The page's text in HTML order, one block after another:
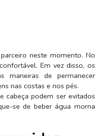
neste momento. No
Em vez disso, os
maneiras de permanecer
nas costas e nos pés.
cabeça podem ser evitados
se de beber água morna